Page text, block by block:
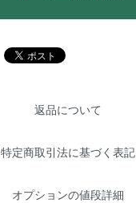
返品について
特定商取引法に基づく表記
オプションの値段詳細